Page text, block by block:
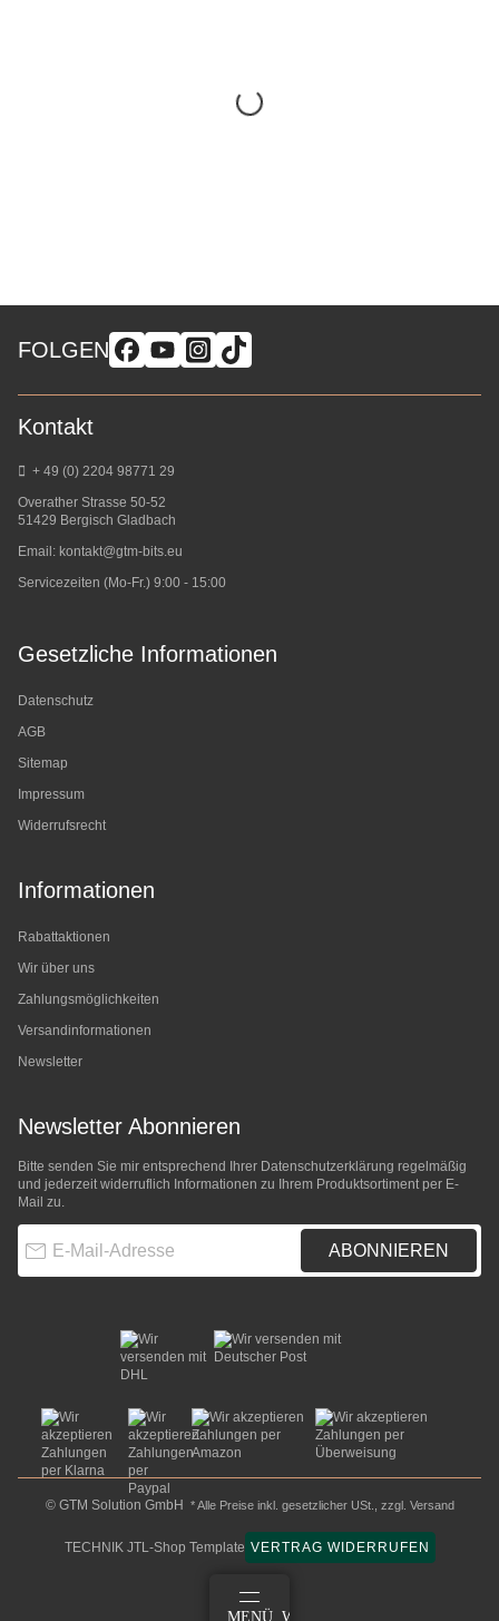
FOLGEN
Kontakt
+ 49 (0) 2204 98771 29
Overather Strasse 50-52
51429 Bergisch Gladbach
Email: kontakt@gtm-bits.eu
Servicezeiten (Mo-Fr.) 9:00 - 15:00
Gesetzliche Informationen
Datenschutz
AGB
Sitemap
Impressum
Widerrufsrecht
Informationen
Rabattaktionen
Wir über uns
Zahlungsmöglichkeiten
Versandinformationen
Newsletter
Newsletter Abonnieren
Bitte senden Sie mir entsprechend Ihrer Datenschutzerklärung regelmäßig
und jederzeit widerruflich Informationen zu Ihrem Produktsortiment per E-
Mail zu.
ABONNIEREN
© GTM Solution GmbH * Alle Preise inkl. gesetzlicher USt., zzgl. Versand
TECHNIK JTL-Shop Template VERTRAG WIDERRUFEN
MENÜ WARENKORB